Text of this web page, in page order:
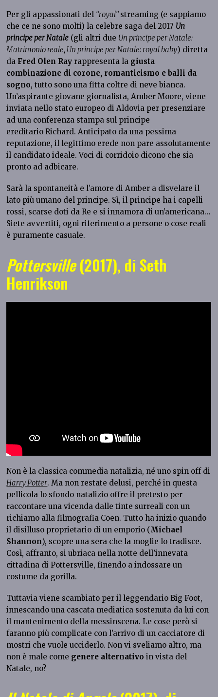
Per gli appassionati del “royal” streaming (e sappiamo
che ce ne sono molti) la celebre saga del 2017 Un
principe per Natale (gli altri due Un principe per Natale:
Matrimonio reale, Un principe per Natale: royal baby) diretta
da Fred Olen Ray rappresenta la giusta
combinazione di corone, romanticismo e balli da
sogno, tutto sono una fitta coltre di neve bianca.
Un’aspirante giovane giornalista, Amber Moore, viene
inviata nello stato europeo di Aldovia per presenziare
ad una conferenza stampa sul principe
ereditario Richard. Anticipato da una pessima
reputazione, il legittimo erede non pare assolutamente
il candidato ideale. Voci di corridoio dicono che sia
pronto ad adbicare.
Sarà la spontaneità e l’amore di Amber a disvelare il
lato più umano del principe. Sì, il principe ha i capelli
rossi, scarse doti da Re e si innamora di un’americana…
Siete avvertiti, ogni riferimento a persone o cose reali
è puramente casuale.
Pottersville(2017), di Seth
Henrikson
Non è la classica commedia natalizia, né uno spin off di
HarryPotter. Ma non restate delusi, perché in questa
pellicola lo sfondo natalizio offre il pretesto per
raccontare una vicenda dalle tinte surreali con un
richiamo alla filmografia Coen. Tutto ha inizio quando
il disilluso proprietario di un emporio (Michael
Shannon), scopre una sera che la moglie lo tradisce.
Così, affranto, si ubriaca nella notte dell’innevata
cittadina di Pottersville, finendo a indossare un
costume da gorilla.
Tuttavia viene scambiato per il leggendario Big Foot,
innescando una cascata mediatica sostenuta da lui con
il mantenimento della messinscena. Le cose però si
faranno più complicate con l’arrivo di un cacciatore di
mostri che vuole ucciderlo. Non vi sveliamo altro, ma
non è male come genere alternativo in vista del
Natale, no?